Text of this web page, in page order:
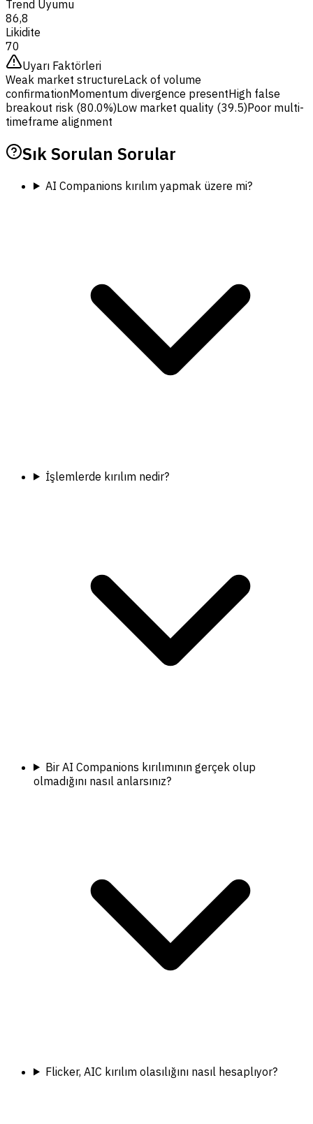
Trend Uyumu
86,8
Likidite
70
Uyarı Faktörleri
Weak market structureLack of volume
confirmationMomentum divergence presentHigh false
breakout risk (80.0%)Low market quality (39.5)Poor multi-
timeframe alignment
Sık Sorulan Sorular
AI Companions kırılım yapmak üzere mi?
İşlemlerde kırılım nedir?
Bir AI Companions kırılımının gerçek olup
olmadığını nasıl anlarsınız?
Flicker, AIC kırılım olasılığını nasıl hesaplıyor?